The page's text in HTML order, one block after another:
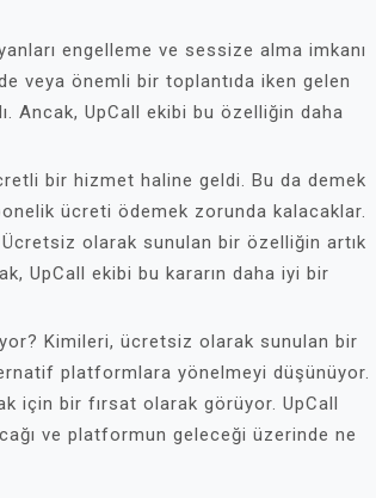
engelleme ve sessize alma imkanı
veya önemli bir toplantıda iken gelen
Ancak, UpCall ekibi bu özelliğin daha
bir hizmet haline geldi. Bu da demek
ücreti ödemek zorunda kalacaklar.
Ücretsiz olarak sunulan bir özelliğin artık
UpCall ekibi bu kararın daha iyi bir
Kimileri, ücretsiz olarak sunulan bir
platformlara yönelmeyi düşünüyor.
için bir fırsat olarak görüyor. UpCall
ve platformun geleceği üzerinde ne